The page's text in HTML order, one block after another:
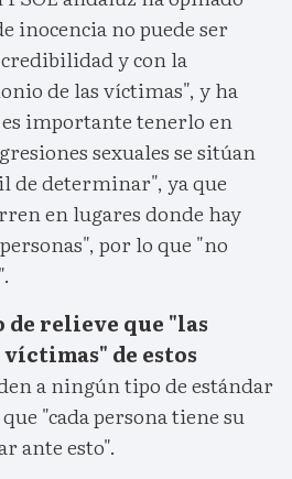
inocencia no puede ser
y con la
de las víctimas", y ha
es importante tenerlo en
sexuales se sitúan
de determinar", ya que
en lugares donde hay
por lo que "no
de relieve que "las
de estos
a ningún tipo de estándar
"cada persona tiene su
ante esto".